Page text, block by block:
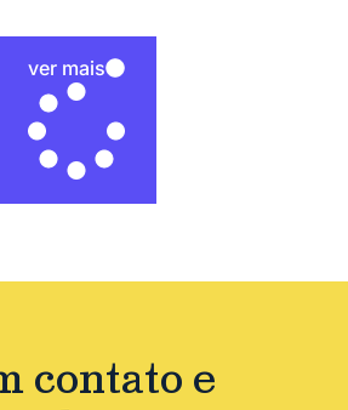
ver mais
contato e